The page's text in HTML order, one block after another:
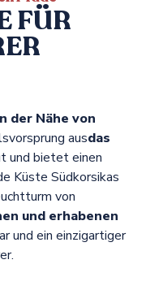
FÜR
der Nähe von
ausdas
und bietet einen
Küste Südkorsikas
von
und erhabenen
und ein einzigartiger